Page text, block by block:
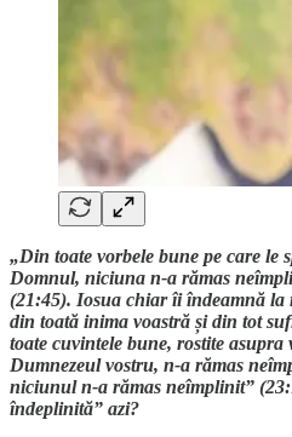
„Din toate vorbele bune pe care le
Domnul, niciuna n-a rămas
(21:45). Iosua chiar îi îndeamnă la
din toată inima voastră și din tot
toate cuvintele bune, rostite asupra
Dumnezeul vostru, n-a rămas
niciunul n-a rămas neîmplinit”
îndeplinită” azi?